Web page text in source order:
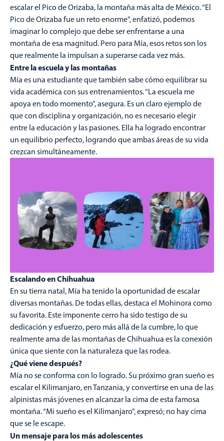
escalar el Pico de Orizaba, la montaña más alta de México. “El
Pico de Orizaba fue un reto enorme”, enfatizó, podemos
imaginar lo complejo que debe ser enfrentarse a una
montaña de esa magnitud. Pero para Mía, esos retos son los
que realmente la impulsan a superarse cada vez más.
Entre la escuela y las montañas
Mía es una estudiante que también sabe cómo equilibrar su
vida académica con sus entrenamientos. “La escuela me
apoya en todo momento”, asegura. Es un claro ejemplo de
que con disciplina y organización, no es necesario elegir
entre la educación y las pasiones. Ella ha logrado encontrar
un equilibrio perfecto, logrando que ambas áreas de su vida
crezcan simultáneamente.
Escalando en Chihuahua
En su tierra natal, Mía ha tenido la oportunidad de escalar
diversas montañas. De todas ellas, destaca el Mohinora como
su favorita. Este imponente cerro ha sido testigo de su
dedicación y esfuerzo, pero más allá de la cumbre, lo que
realmente ama de las montañas de Chihuahua es la conexión
única que siente con la naturaleza que las rodea.
¿Qué viene después?
Mía no se conforma con lo logrado. Su próximo gran sueño es
escalar el Kilimanjaro, en Tanzania, y convertirse en una de las
alpinistas más jóvenes en alcanzar la cima de esta famosa
montaña. “Mi sueño es el Kilimanjaro”, expresó; no hay cima
que se le escape.
Un mensaje para los más adolescentes